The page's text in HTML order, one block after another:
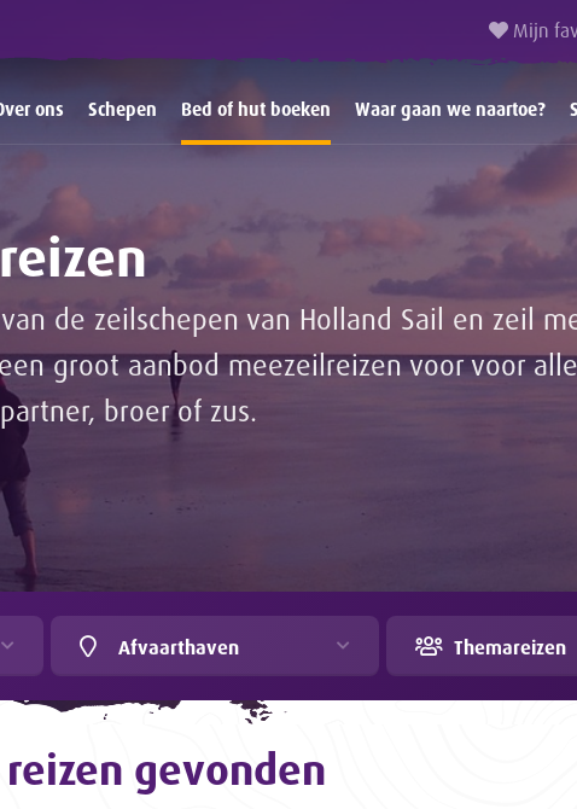
Mijn
ons Schepen Bed of hut boeken Waar gaan we naartoe?
de zeilschepen van Holland Sail en zeil
groot aanbod meezeilreizen voor voor
broer of zus.
Afvaarthaven Themareizen
gevonden